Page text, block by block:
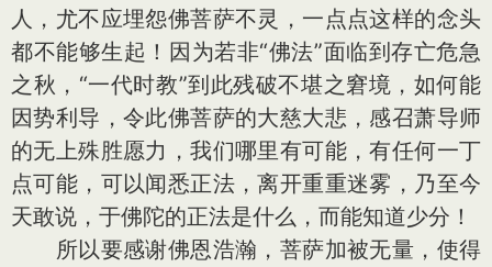
人，尤不应埋怨佛菩萨不灵，一点点这样的念头
都不能够生起！因为若非“佛法”面临到存亡危急
之秋，“一代时教”到此残破不堪之窘境，如何能
因势利导，令此佛菩萨的大慈大悲，感召萧导师
的无上殊胜愿力，我们哪里有可能，有任何一丁
点可能，可以闻悉正法，离开重重迷雾，乃至今
天敢说，于佛陀的正法是什么，而能知道少分！
所以要感谢佛恩浩瀚，菩萨加被无量，使得